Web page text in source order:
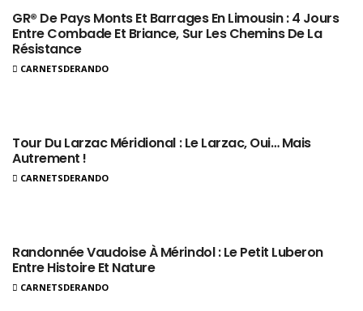
GR® De Pays Monts Et Barrages En Limousin : 4 Jours
Entre Combade Et Briance, Sur Les Chemins De La
Résistance
CARNETSDERANDO
Tour Du Larzac Méridional : Le Larzac, Oui… Mais
Autrement !
CARNETSDERANDO
Randonnée Vaudoise À Mérindol : Le Petit Luberon
Entre Histoire Et Nature
CARNETSDERANDO